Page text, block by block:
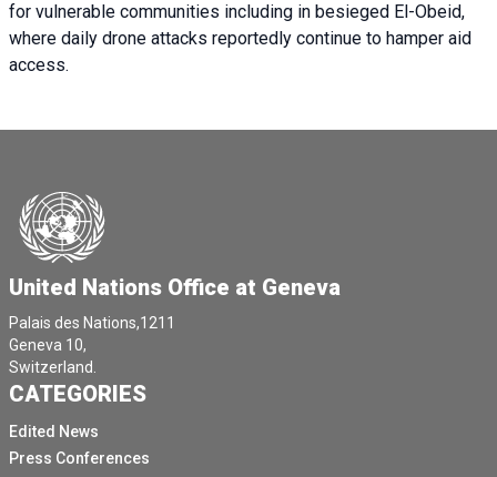
for vulnerable communities including in besieged El-Obeid,
where daily drone attacks reportedly continue to hamper aid
access.
United Nations Office at Geneva
Palais des Nations,1211
Geneva 10,
Switzerland.
CATEGORIES
Edited News
Press Conferences